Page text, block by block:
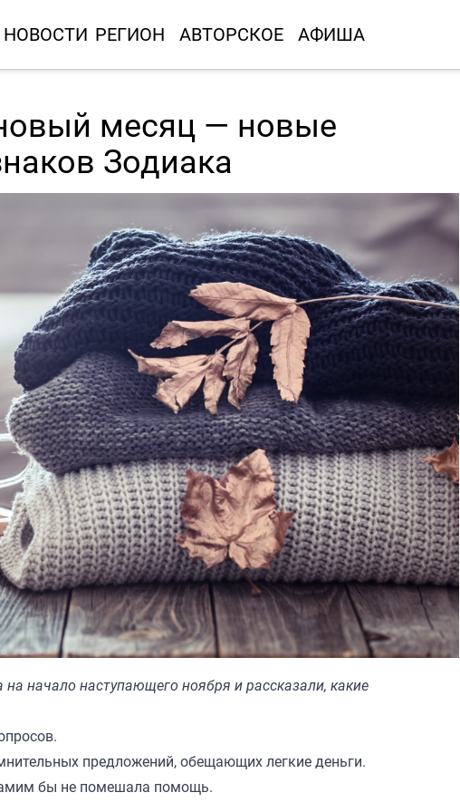
НОВОСТИ РЕГИОН АВТОРСКОЕ АФИША
месяц — новые
Зодиака
начало наступающего ноября и рассказали, какие
предложений, обещающих легкие деньги.
бы не помешала помощь.